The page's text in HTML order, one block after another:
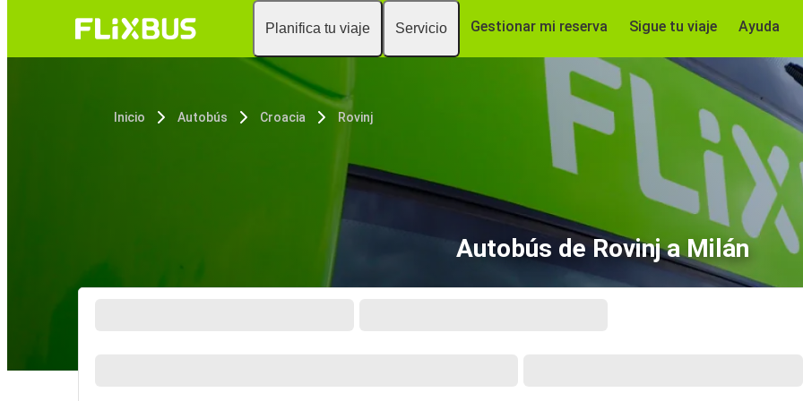
Planifica tu viaje Servicio Gestionar mi reserva Sigue tu viaje Ayuda
Inicio Autobús Croacia Rovinj
Autobús de Rovinj a Milán